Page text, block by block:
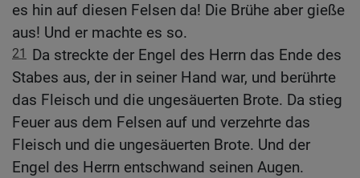
es hin auf diesen Felsen da! Die Brühe aber gieße
aus! Und er machte es so.
21
Da streckte der Engel des Herrn das Ende des
Stabes aus, der in seiner Hand war, und berührte
das Fleisch und die ungesäuerten Brote. Da stieg
Feuer aus dem Felsen auf und verzehrte das
Fleisch und die ungesäuerten Brote. Und der
Engel des Herrn entschwand seinen Augen.